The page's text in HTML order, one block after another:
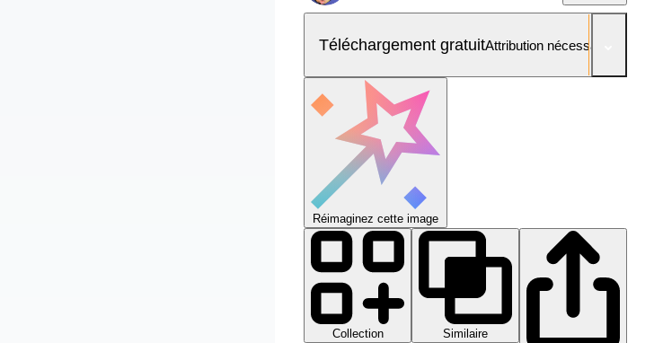
Téléchargement gratuitAttribution nécessaire
Réimaginez cette image
Collection
Similaire